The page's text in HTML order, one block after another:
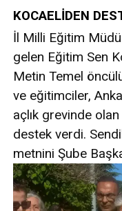
KOCAELİDEN
İl Milli Eğitim
gelen Eğitim Sen
Metin Temel
ve eğitimciler,
açlık grevinde
destek verdi.
metnini Şube